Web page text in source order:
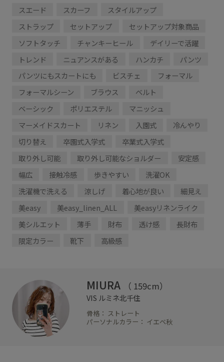
スエード
スカーフ
スタイルアップ
ストラップ
セットアップ
セットアップ対象商品
ソフトタッチ
チャンキーヒール
デイリーで活躍
トレンド
ニュアンスがある ハンカチ
パンツ
パンツにもスカートにも
ビスチェ
フォーマル
フォーマルシーン
ブラウス
ベルト
ベーシック
ポリエステル
マニッシュ
マーメイドスカート
リネン 入園式
冷んやり
切り替え
卒園式入学式
卒業式入学式
取り外し可能
取り外し可能なショルダー
安定感
幅広
接触冷感 歩きやすい
洗濯OK
洗濯機で洗える
涼しげ 着心地が良い
細見え
美easy
美easy_linen_ALL
美easyリネンライク
美シルエット
薄手 財布 透け感
長財布
限定カラー
靴下 高級感
MIURA （ 159cm）
VIS ルミネ北千住
骨格： ストレート
パーソナルカラー： イエベ秋